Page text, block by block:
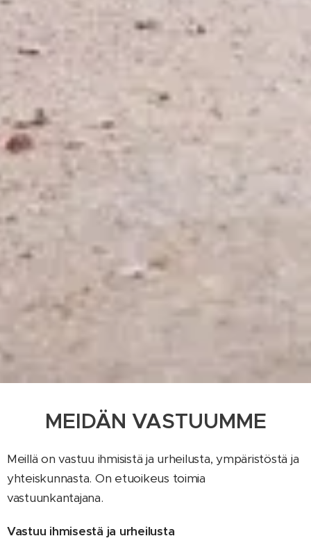
MEIDÄN VASTUUMME
Meillä on vastuu ihmisistä ja urheilusta, ympäristöstä ja
yhteiskunnasta. On etuoikeus toimia
vastuunkantajana.
Vastuu ihmisestä ja urheilusta